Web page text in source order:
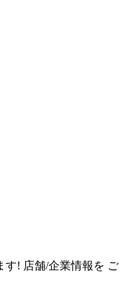
す! 店舗/企業情報を ご